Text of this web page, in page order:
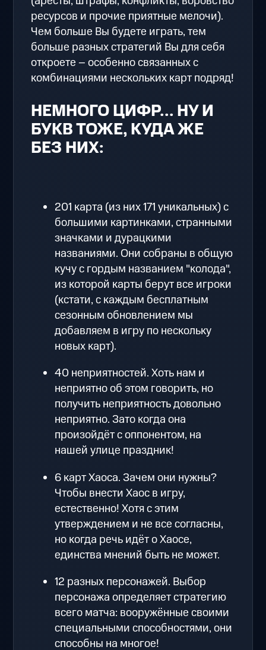
ресурсов и прочие приятные мелочи).
Чем больше Вы будете играть, тем
больше разных стратегий Вы для себя
откроете – особенно связанных с
комбинациями нескольких карт подряд!
НЕМНОГО ЦИФР... НУ И
БУКВ ТОЖЕ, КУДА ЖЕ
БЕЗ НИХ:
201 карта (из них 171 уникальных) с
большими картинками, странными
значками и дурацкими
названиями. Они собраны в общую
кучу с гордым названием "колода",
из которой карты берут все игроки
(кстати, с каждым бесплатным
сезонным обновлением мы
добавляем в игру по нескольку
новых карт).
40 неприятностей. Хоть нам и
неприятно об этом говорить, но
получить неприятность довольно
неприятно. Зато когда она
произойдёт с оппонентом, на
нашей улице праздник!
6 карт Хаоса. Зачем они нужны?
Чтобы внести Хаос в игру,
естественно! Хотя с этим
утверждением и не все согласны,
но когда речь идёт о Хаосе,
единства мнений быть не может.
12 разных персонажей. Выбор
персонажа определяет стратегию
всего матча: вооружённые своими
специальными способностями, они
способны на многое!